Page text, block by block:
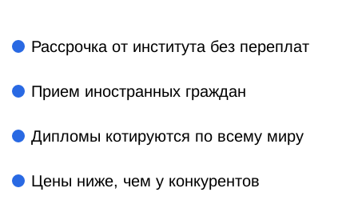
Рассрочка от института без переплат
Прием иностранных граждан
Дипломы котируются по всему миру
Цены ниже, чем у конкурентов